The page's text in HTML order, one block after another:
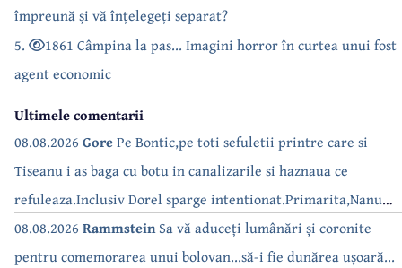
împreună și vă înțelegeți separat?
5.
1861 Câmpina la pas... Imagini horror în curtea unui fost
agent economic
Ultimele comentarii
08.08.2026 GorePe Bontic,pe toti sefuletii printre care si
Tiseanu i as baga cu botu in canalizarile si haznaua ce
refuleaza.Inclusiv Dorel sparge intentionat.Primarita,Nanu
bea apa de la robinet.Asta as intreba o si pe Izabel Mitrea
08.08.2026 RammsteinSa vă aduceți lumânări și coronite
pentru comemorarea unui bolovan...să-i fie dunărea ușoară...